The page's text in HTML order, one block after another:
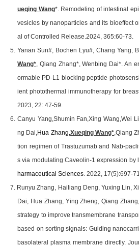
ueqing Wang*. Remodeling of intestinal
vesicles by nanoparticles and its bioeffect
al of Controlled Release.2024, 365:60-73.
5. Yanan Sun#, Bochen Lyu#, Chang Yang,
Wang*, Qiang Zhang*, Wenbing Dai*. An
ormable PD-L1 blocking peptide-
ient photothermal immunotherapy for
2023, 22: 47-59.
6. Canyu Yang,Shumin Fan,Xing Wang,Wei
ng Dai,Hua Zhang,Xueqing Wang*,Qiang
tion regimen of Trastuzumab and Nab-
s via modulating Caveolin-1 expression by
harmaceutical Sciences. 2022, 17(5):697-
7. Runyu Zhang, Hailiang Deng, Yuxing Lin,
Dai, Hua Zhang, Ying Zheng, Qiang Zhang,
strategy to improve transmembrane
based on sorting signals: Guiding
basolateral plasma membrane directly.